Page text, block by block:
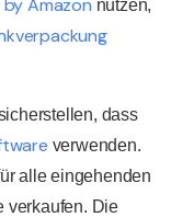
nutzen,
dass
verwenden.
alle eingehenden
verkaufen. Die